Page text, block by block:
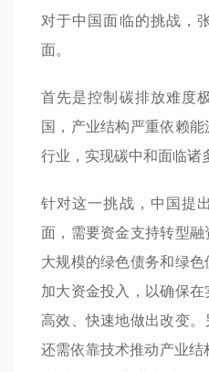
对于中国面临的挑战，
面。
首先是控制碳排放难度
国，产业结构严重依赖
行业，实现碳中和面临诸
针对这一挑战，中国提
面，需要资金支持转型
大规模的绿色债务和绿
加大资金投入，以确保
高效、快速地做出改变。
还需依靠技术推动产业